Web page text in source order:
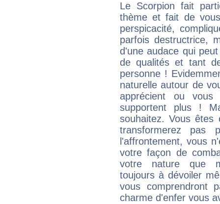
Le Scorpion fait
thème et fait de
perspicacité,
parfois destructrice,
d'une audace qui
de qualités et tant
personne !
naturelle autour de
apprécient ou
supportent plus !
souhaitez. Vous
transformerez pas
l'affrontement, vous
votre façon de
votre nature que
toujours à dévoiler
vous comprendront
charme d'enfer vous